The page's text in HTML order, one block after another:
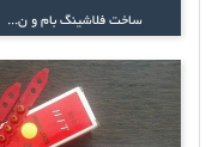
ساخت فلاشینگ بام و ن...